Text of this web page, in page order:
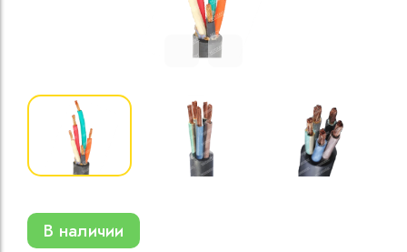
Кабели
изоляцией
В наличии